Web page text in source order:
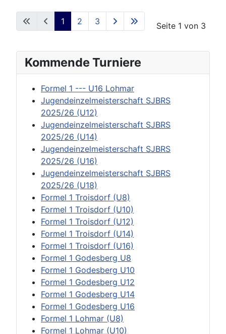
Seite 1 von 3
1 2 3
Kommende Turniere
Formel 1 --- U16 Lohmar
Jugendeinzelmeisterschaft SJBRS
2025/26 (U12)
Jugendeinzelmeisterschaft SJBRS
2025/26 (U14)
Jugendeinzelmeisterschaft SJBRS
2025/26 (U16)
Jugendeinzelmeisterschaft SJBRS
2025/26 (U18)
Formel 1 Troisdorf (U8)
Formel 1 Troisdorf (U10)
Formel 1 Troisdorf (U12)
Formel 1 Troisdorf (U14)
Formel 1 Troisdorf (U16)
Formel 1 Godesberg U8
Formel 1 Godesberg U10
Formel 1 Godesberg U12
Formel 1 Godesberg U14
Formel 1 Godesberg U16
Formel 1 Lohmar (U8)
Formel 1 Lohmar (U10)